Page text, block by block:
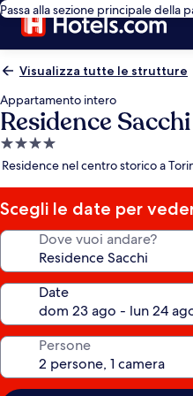
Passa alla sezione principale della
Visualizza tutte le strutture
Appartamento intero
Residence Sacchi
Struttura
a
stelle
Residence nel centro storico a
Scegli le date per
Dove vuoi andare?
Date
Persone